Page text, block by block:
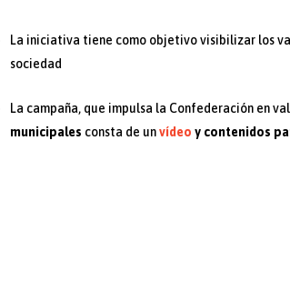
La iniciativa tiene como objetivo visibilizar los
sociedad
La campaña, que impulsa la Confederación en
municipales consta de unvídeo y contenidos